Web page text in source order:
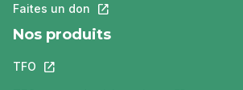
Faites un don Ce lien s'ouvrira dans un
Nos produits
TFO Ce lien s'ouvrira dans un nouvel